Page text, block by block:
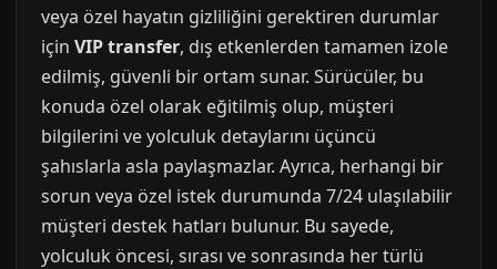
veya özel hayatın gizliliğini gerektiren durumlar
için VIP transfer, dış etkenlerden tamamen izole
edilmiş, güvenli bir ortam sunar. Sürücüler, bu
konuda özel olarak eğitilmiş olup, müşteri
bilgilerini ve yolculuk detaylarını üçüncü
şahıslarla asla paylaşmazlar. Ayrıca, herhangi bir
sorun veya özel istek durumunda 7/24 ulaşılabilir
müşteri destek hatları bulunur. Bu sayede,
yolculuk öncesi, sırası ve sonrasında her türlü